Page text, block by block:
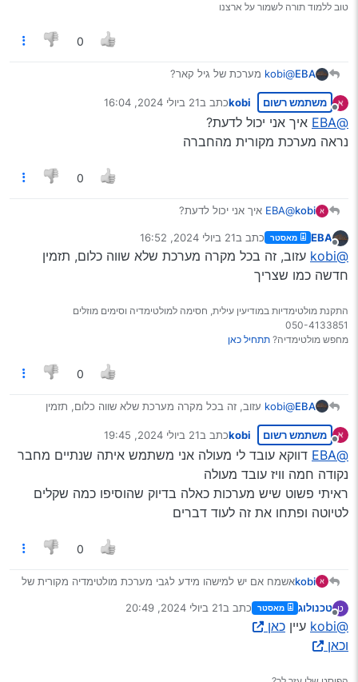
טוב ללמוד תורה לשמור על ארצנו
0
EBA
@kobi מערכת של גיל קאר?
מנותק
משתמש רשום kobiכתב ב21 ביולי 2024, 16:04
נערך לאחרונה על ידי
@EBA
איך אני יכול לדעת?
נראה מערכת מקורית מהחברה
0
kobi
@EBA
איך אני יכול לדעת?
מנותק
EBA מאסטר כתב ב21 ביולי 2024, 16:52
נערך לאחרונה על ידי
@kobi
עזוב, זה בכל מקרה מערכת שלא שווה כלום, תזמין
חדשה כמו שצריך
התקנת מולטימדיות במודיעין עילית, חסימה למולטימדיה וסימים מוזלים
050-4133851
מחפש מולטימדיה? תתחיל כאן
0
EBA
@kobi
עזוב, זה בכל מקרה מערכת שלא שווה כלום, תזמין
מנותק
משתמש רשום kobiכתב ב21 ביולי 2024, 19:45
נערך לאחרונה על ידי
@EBA
דווקא עובד לי מעולה אני משתמש איתה שנתיים מחבר
נקודה חמה וויז עובד מעולה
ראיתי פשוט שיש מערכות כאלה בדיוק שהוסיפו כמה שקלים
לטיוטה ופתחו את זה לעוד דברים
0
kobiאשמח אם יש למישהו מידע לגבי מערכת מולטימדיה מקורית של
והבנתי שיש אפשרות לפתוח אותה שיעבוד כמו אנדרואיד רגיל או
לפחות עם אנדרואיד אוטו
ט
מנותק
טכנולוג מאסטר כתב ב21 ביולי 2024, 20:49
נערך לאחרונה על ידי
@kobi עיין כאן
וכאן